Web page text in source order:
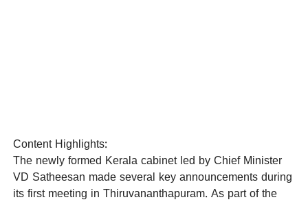
Content Highlights:
The newly formed Kerala cabinet led by Chief Minister
VD Satheesan made several key announcements during
its first meeting in Thiruvananthapuram. As part of the